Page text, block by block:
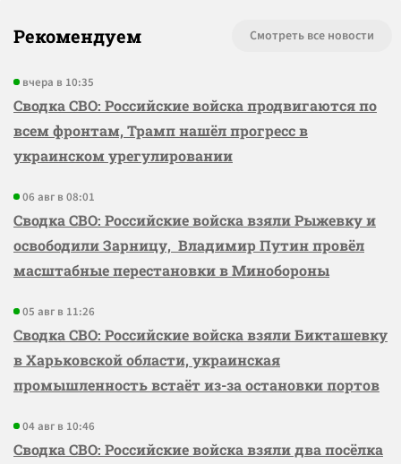
Рекомендуем Смотреть все новости
вчера в 10:35
Сводка СВО: Российские войска продвигаются по
всем фронтам, Трамп нашёл прогресс в
украинском урегулировании
06 авг в 08:01
Сводка СВО: Российские войска взяли Рыжевку и
освободили Зарницу, Владимир Путин провёл
масштабные перестановки в Минобороны
05 авг в 11:26
Сводка СВО: Российские войска взяли Бикташевку
в Харьковской области, украинская
промышленность встаёт из-за остановки портов
04 авг в 10:46
Сводка СВО: Российские войска взяли два посёлка